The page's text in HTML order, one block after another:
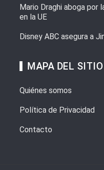
Mario Draghi aboga por
en la UE
Disney ABC asegura a
MAPA DEL SITIO
Quiénes somos
Política de Privacidad
Contacto